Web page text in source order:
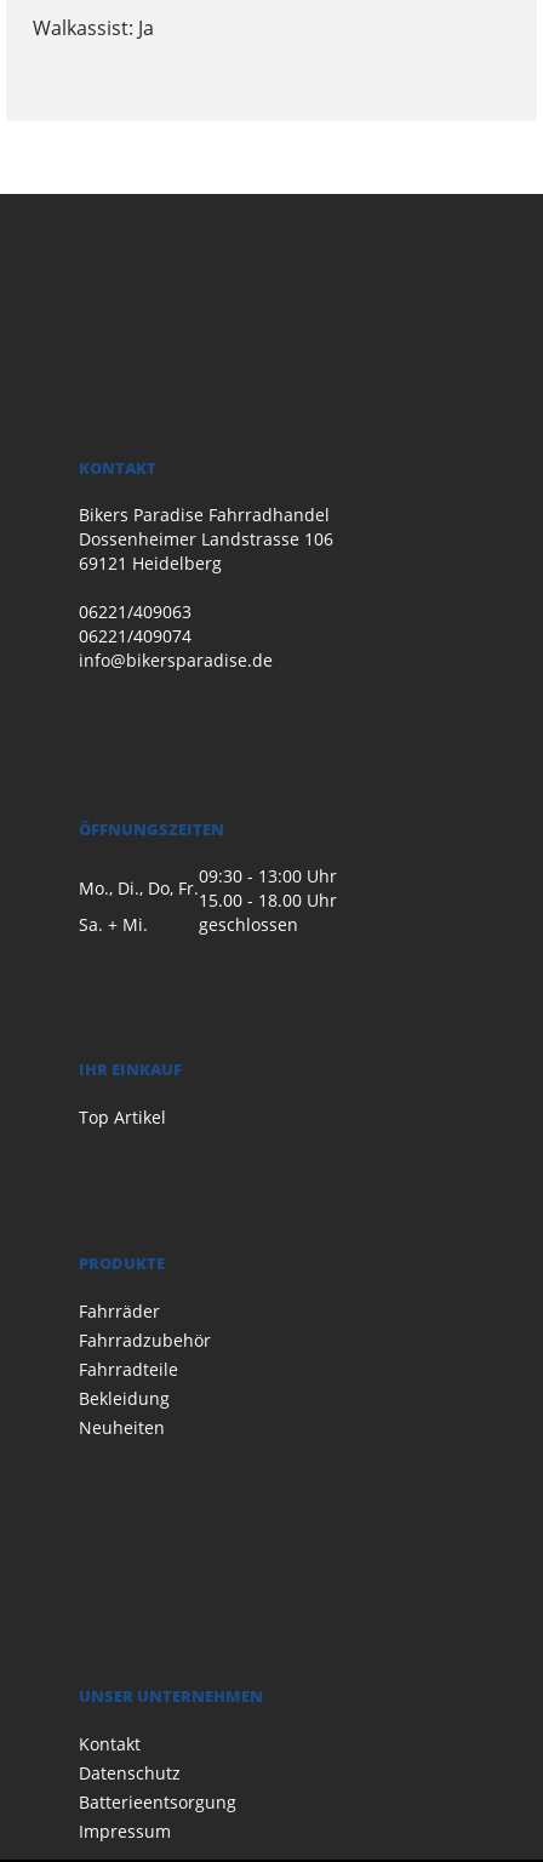
Walkassist: Ja
KONTAKT
Bikers Paradise Fahrradhandel
Dossenheimer Landstrasse 106
69121 Heidelberg
06221/409063
06221/409074
info@bikersparadise.de
ÖFFNUNGSZEITEN
Mo., Di., Do, Fr.
09:30 - 13:00 Uhr
15.00 - 18.00 Uhr
Sa. + Mi.
geschlossen
IHR EINKAUF
Top Artikel
PRODUKTE
Fahrräder
Fahrradzubehör
Fahrradteile
Bekleidung
Neuheiten
UNSER UNTERNEHMEN
Kontakt
Datenschutz
Batterieentsorgung
Impressum